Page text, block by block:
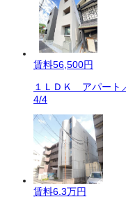
賃料56,500円
１ＬＤＫ アパート
4/4
賃料6.3万円